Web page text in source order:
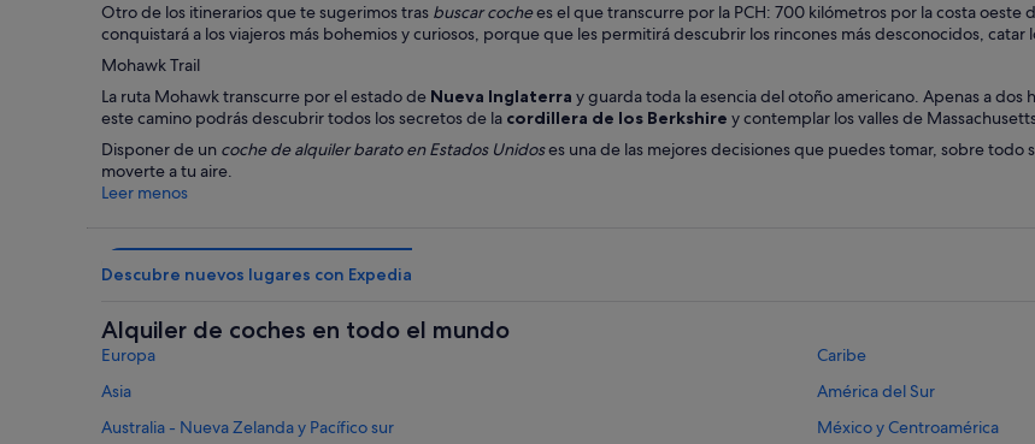
Otro de los itinerarios que te sugerimos tras buscar cochees el que transcurre por la PCH: 700 kilómetros por la costa oeste
conquistará a los viajeros más bohemios y curiosos, porque que les permitirá descubrir los rincones más desconocidos, catar
Mohawk Trail
La ruta Mohawk transcurre por el estado de Nueva Inglaterra y guarda toda la esencia del otoño americano. Apenas a dos
este camino podrás descubrir todos los secretos de la cordillera de los Berkshire y contemplar los valles de
Disponer de un coche de alquiler barato en Estados Unidoses una de las mejores decisiones que puedes tomar, sobre
moverte a tu aire.
Leer menos
Descubre nuevos lugares con Expedia
Alquiler de coches en todo el mundo
Europa
Caribe
Asia
América del Sur
Australia - Nueva Zelanda y Pacífico sur
México y Centroamérica